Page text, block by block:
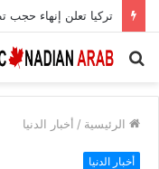
تركيا تعلن إنهاء حجب
بحث
الرئيسية / أخبار الدنيا
أخبار الدنيا